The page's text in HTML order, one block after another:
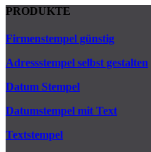
PRODUKTE
Firmenstempel günstig
Adressstempel selbst gestalten
Datum Stempel
Datumstempel mit Text
Textstempel